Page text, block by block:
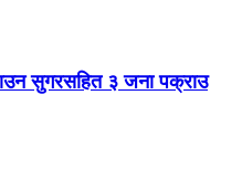
सुगरसहित ३ जना पक्राउ